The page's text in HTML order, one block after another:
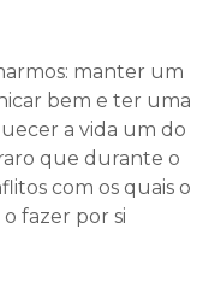
manter um
bem e ter uma
a vida um do
que durante o
com os quais o
fazer por si